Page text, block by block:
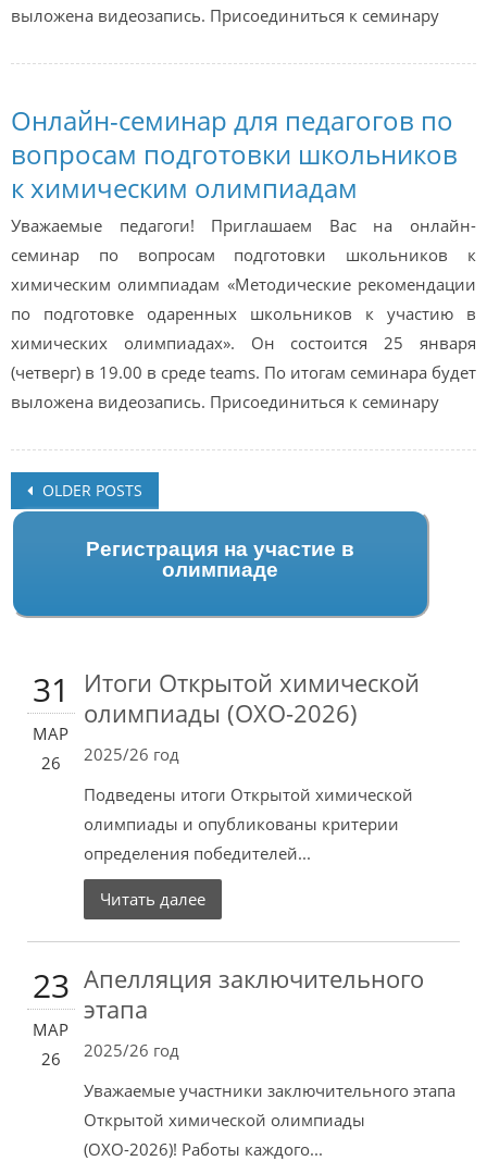
выложена видеозапись. Присоединиться к семинару
Онлайн-семинар для педагогов по
вопросам подготовки школьников
к химическим олимпиадам
Уважаемые педагоги! Приглашаем Вас на онлайн-
семинар по вопросам подготовки школьников к
химическим олимпиадам «Методические рекомендации
по подготовке одаренных школьников к участию в
химических олимпиадах». Он состоится 25 января
(четверг) в 19.00 в среде teams. По итогам семинара будет
выложена видеозапись. Присоединиться к семинару
Posts
navigation
OLDER POSTS
Регистрация на участие в
олимпиаде
31
МАР
26
Итоги Открытой химической
олимпиады (ОХО-2026)
2025/26 год
Подведены итоги Открытой химической
олимпиады и опубликованы критерии
определения победителей...
Читать далее
23
МАР
26
Апелляция заключительного
этапа
2025/26 год
Уважаемые участники заключительного этапа
Открытой химической олимпиады
(ОХО-2026)! Работы каждого...